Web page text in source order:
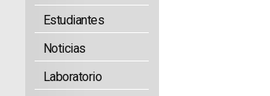
Estudiantes
Noticias
Laboratorio